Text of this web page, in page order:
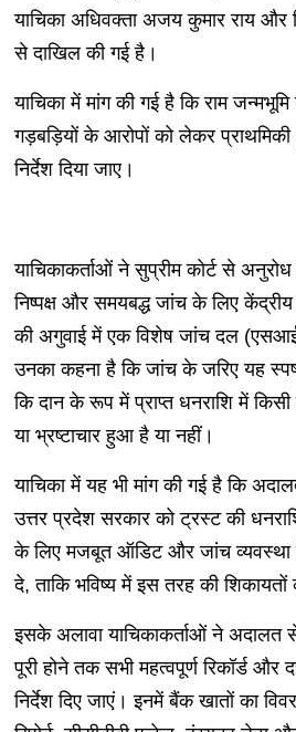
याचिका अधिवक्ता अजय कुमार राय और
से दाखिल की गई है।
याचिका में मांग की गई है कि राम
गड़बड़ियों के आरोपों को लेकर
निर्देश दिया जाए।
याचिकाकर्ताओं ने सुप्रीम कोर्ट से
निष्पक्ष और समयबद्ध जांच के लिए
की अगुवाई में एक विशेष जांच दल
उनका कहना है कि जांच के जरिए यह
कि दान के रूप में प्राप्त धनराशि में
या भ्रष्टाचार हुआ है या नहीं।
याचिका में यह भी मांग की गई है कि
उत्तर प्रदेश सरकार को ट्रस्ट की
के लिए मजबूत ऑडिट और जांच व्यवस्था
दे, ताकि भविष्य में इस तरह की शिकायतों
इसके अलावा याचिकाकर्ताओं ने अदालत
पूरी होने तक सभी महत्वपूर्ण रिकॉर्ड
निर्देश दिए जाएं। इनमें बैंक खातों का